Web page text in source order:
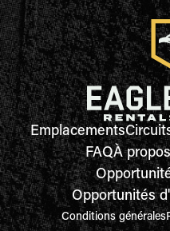
Emplacements
FAQÀ propos
Opportunités
Conditions générales